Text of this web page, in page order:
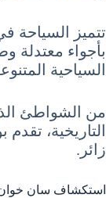
تتميز السياحة
بأجواء معتدلة
السياحية
من الشواطئ
التاريخية،
زائر.
استكشاف سان